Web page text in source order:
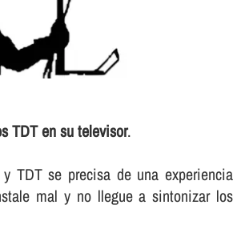
TDT en su televisor.
TDT se precisa de una experiencia
mal y no llegue a sintonizar los